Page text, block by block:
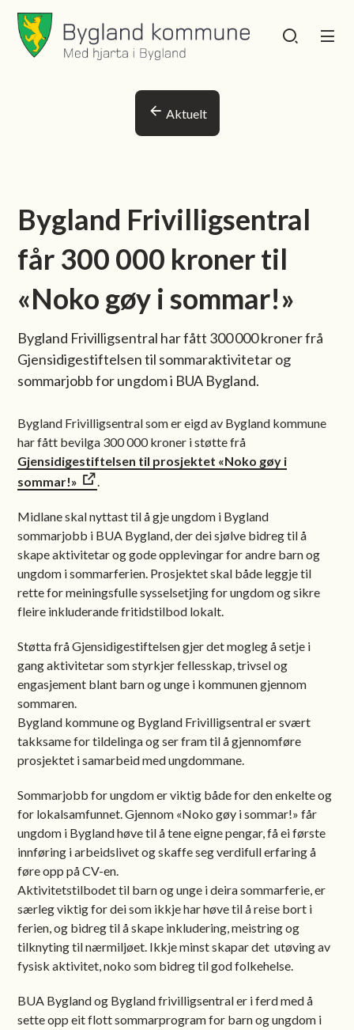
Bygland kommune
Aktuelt
Bygland Frivilligsentral
får 300 000 kroner til
«Noko gøy i sommar!»
Bygland Frivilligsentral har fått 300 000 kroner frå
Gjensidigestiftelsen til sommaraktivitetar og
sommarjobb for ungdom i BUA Bygland.
Bygland Frivilligsentral som er eigd av Bygland kommune
har fått bevilga 300 000 kroner i støtte frå
Gjensidigestiftelsen til prosjektet «Noko gøy i
sommar!»
.
Midlane skal nyttast til å gje ungdom i Bygland
sommarjobb i BUA Bygland, der dei sjølve bidreg til å
skape aktivitetar og gode opplevingar for andre barn og
ungdom i sommarferien. Prosjektet skal både leggje til
rette for meiningsfulle sysselsetjing for ungdom og sikre
fleire inkluderande fritidstilbod lokalt.
Støtta frå Gjensidigestiftelsen gjer det mogleg å setje i
gang aktivitetar som styrkjer fellesskap, trivsel og
engasjement blant barn og unge i kommunen gjennom
sommaren.
Bygland kommune og Bygland Frivilligsentral er svært
takksame for tildelinga og ser fram til å gjennomføre
prosjektet i samarbeid med ungdommane.
Sommarjobb for ungdom er viktig både for den enkelte og
for lokalsamfunnet. Gjennom «Noko gøy i sommar!» får
ungdom i Bygland høve til å tene eigne pengar, få ei første
innføring i arbeidslivet og skaffe seg verdifull erfaring å
føre opp på CV-en.
Aktivitetstilbodet til barn og unge i deira sommarferie, er
særleg viktig for dei som ikkje har høve til å reise bort i
ferien, og bidreg til å skape inkludering, meistring og
tilknyting til nærmiljøet. Ikkje minst skapar det utøving av
fysisk aktivitet, noko som bidreg til god folkehelse.
BUA Bygland og Bygland frivilligsentral er i ferd med å
sette opp eit flott sommarprogram for barn og ungdom i